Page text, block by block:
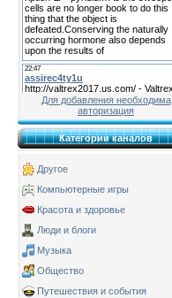
Для добавления необходима
авторизация
Категории каналов
Другое
Компьютерные игры
Красота и здоровье
Люди и блоги
Музыка
Общество
Путешествия и события